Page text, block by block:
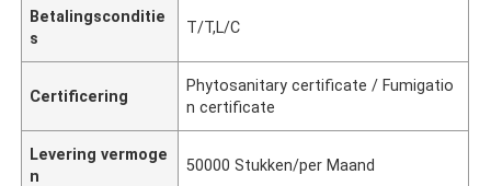
Betalingsconditie
s
T/T,L/C
Certificering
Phytosanitary certificate / Fumigatio
n certificate
Levering vermoge
n
50000 Stukken/per Maand